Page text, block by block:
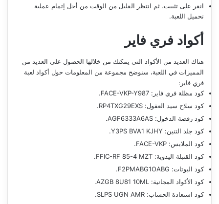
انقر على تثبيت، ثم انتظر القليل من الوقت من أجل إتمام عملية
تحميل اللعبة.
أكواد فري فاير
هناك العديد من الأكواد التي يمكنك من خلالها الحصول على العديد من
المميزات في اللعبة، سنوضح مجموعة من المعلومات حول أكواد لعبة
فري فاير:
كود مظلة فري فاير: FACE-VKP-Y987.
كود سلاح سيد العقول: RP4TXG29EXS.
كود رقصة الدخول: AGF6333A6AS.
كود جلد التنين: Y3PS BVA1 KJHY.
كود الملابس: FACE-VKP.
كود القنبلة اليدوية: FFIC-RF 85-4 MZT.
كود البوتات: F2PMABG1OABG.
كود الأكواد المجانية: AZGB 8U81 10ML.
كود استعادة الحساب: SLPS UGN AMR.